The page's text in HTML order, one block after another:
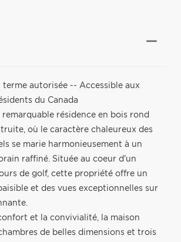
autorisée -- Accessible aux
du Canada
résidence en bois rond
où le caractère chaleureux des
se marie harmonieusement à un
raffiné. Située au coeur d'un
de golf, cette propriété offre un
et des vues exceptionnelles sur
et la convivialité, la maison
de belles dimensions et trois